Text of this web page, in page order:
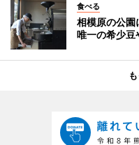
食べる
相模原の公
唯一の希少豆